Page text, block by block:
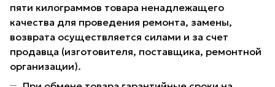
пяти килограммов товара ненадлежащего
качества для проведения ремонта, замены,
возврата осуществляется силами и за счет
продавца (изготовителя, поставщика, ремонтной
организации).